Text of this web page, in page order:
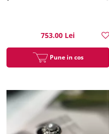
753.00 Lei
Pune in cos